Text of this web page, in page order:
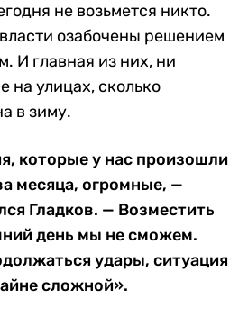
не возьмется никто.
озабочены решением
И главная из них, ни
на улицах, сколько
в зиму.
которые у нас произошли
месяца, огромные, —
Гладков. — Возместить
день мы не сможем.
удары, ситуация
сложной».